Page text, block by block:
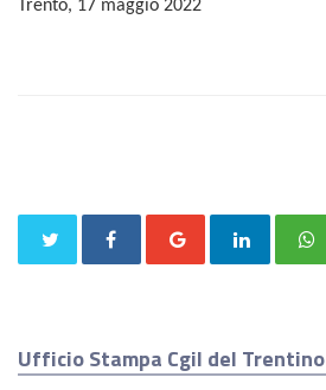
Trento, 17 maggio 2022
Ufficio Stampa Cgil del Trentino